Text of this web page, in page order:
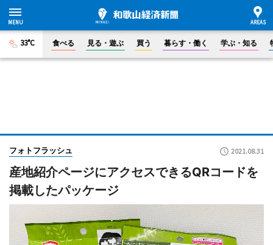
33°C 食べる 見る・遊ぶ 買う 暮らす・働く 学ぶ・知る
フォトフラッシュ 2021.08.31
産地紹介ページにアクセスできるQRコードを
掲載したパッケージ